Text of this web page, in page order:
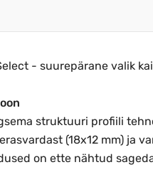
- suurepärane valik
struktuuri profiili
(18x12 mm) ja
on ette nähtud